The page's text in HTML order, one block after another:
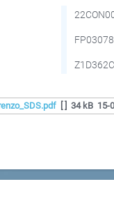
FP03078
[ ] 34 kB 15-